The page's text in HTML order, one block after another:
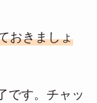
おきましょ
です。チャッ